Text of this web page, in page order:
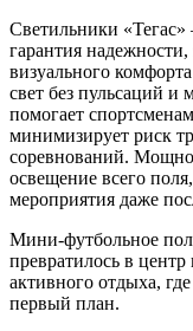
Светильники «Тегас»
гарантия
визуального
свет без пульсаций и
помогает
минимизирует риск
соревнований.
освещение всего
мероприятия даже
Мини-футбольное
превратилось в
активного отдыха,
первый план.